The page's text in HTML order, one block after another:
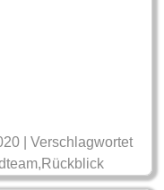
|Verschlagwortet
, Rückblick